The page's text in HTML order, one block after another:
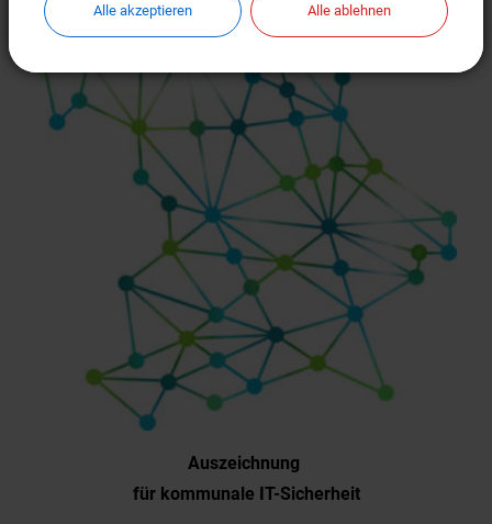
Auszeichnung
für kommunale IT-Sicherheit
Alle akzeptieren Alle ablehnen
Alle akzeptieren Alle ablehnen